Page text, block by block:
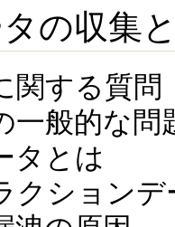
の収集
関する質問
一般的な問
タとは
クション